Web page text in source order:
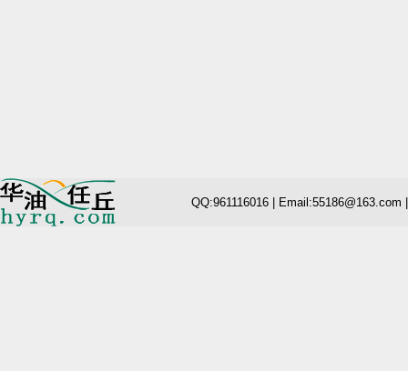
QQ:961116016 | Email:55186@163.com